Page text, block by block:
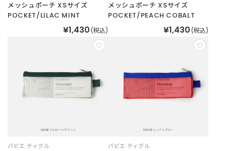
メッシュポーチ XSサイズ
POCKET/LILAC MINT
¥1,430 (税込)
メッシュポーチ XSサイズ
POCKET/PEACH COBALT
¥1,430 (税込)
パピエ ティグル パピエ ティグル